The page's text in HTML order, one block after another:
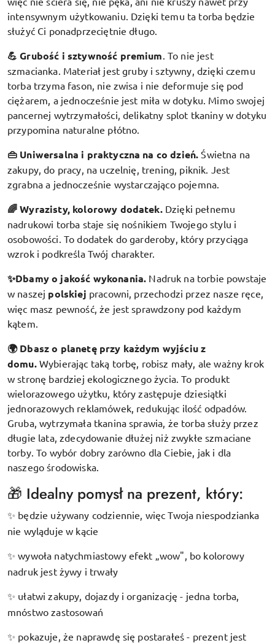
intensywnym użytkowaniu. Dzięki temu ta torba będzie
służyć Ci ponadprzeciętnie długo.
💪 Grubość i sztywność premium To nie jest
szmacianka. Materiał jest gruby i sztywny, dzięki czemu
torba trzyma fason, nie zwisa i nie deformuje się pod
ciężarem, a jednocześnie jest miła w dotyku. Mimo swojej
pancernej wytrzymałości, delikatny splot tkaniny w dotyku
przypomina naturalne płótno.
👜 Uniwersalna i praktyczna na co dzień. Świetna na
zakupy, do pracy, na uczelnię, trening, piknik. Jest
zgrabna a jednocześnie wystarczająco pojemna.
🌈 Wyrazisty, kolorowy dodatek. Dzięki pełnemu
nadrukowi torba staje się nośnikiem Twojego stylu i
osobowości. To dodatek do garderoby, który przyciąga
wzrok i podkreśla Twój charakter.
✨Dbamy o jakość wykonania. Nadruk na torbie powstaje
w naszej polskiej pracowni, przechodzi przez nasze ręce,
więc masz pewność, że jest sprawdzony pod każdym
kątem.
🌍 Dbasz o planetę przy każdym wyjściu z
domu. Wybierając taką torbę, robisz mały, ale ważny krok
w stronę bardziej ekologicznego życia. To produkt
wielorazowego użytku, który zastępuje dziesiątki
jednorazowych reklamówek, redukując ilość odpadów.
Gruba, wytrzymała tkanina sprawia, że torba służy przez
długie lata, zdecydowanie dłużej niż zwykłe szmaciane
torby. To wybór dobry zarówno dla Ciebie, jak i dla
naszego środowiska.
🎁 Idealny pomysł na prezent, który:
✨ będzie używany codziennie, więc Twoja niespodzianka
nie wyląduje w kącie
✨ wywoła natychmiastowy efekt „wow", bo kolorowy
nadruk jest żywy i trwały
✨ ułatwi zakupy, dojazdy i organizację - jedna torba,
mnóstwo zastosowań
✨ pokazuje, że naprawdę się postarałeś - prezent jest